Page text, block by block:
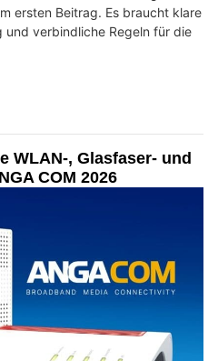
ersten Beitrag. Es braucht klare
und verbindliche Regeln für die
WLAN-, Glasfaser- und
COM 2026